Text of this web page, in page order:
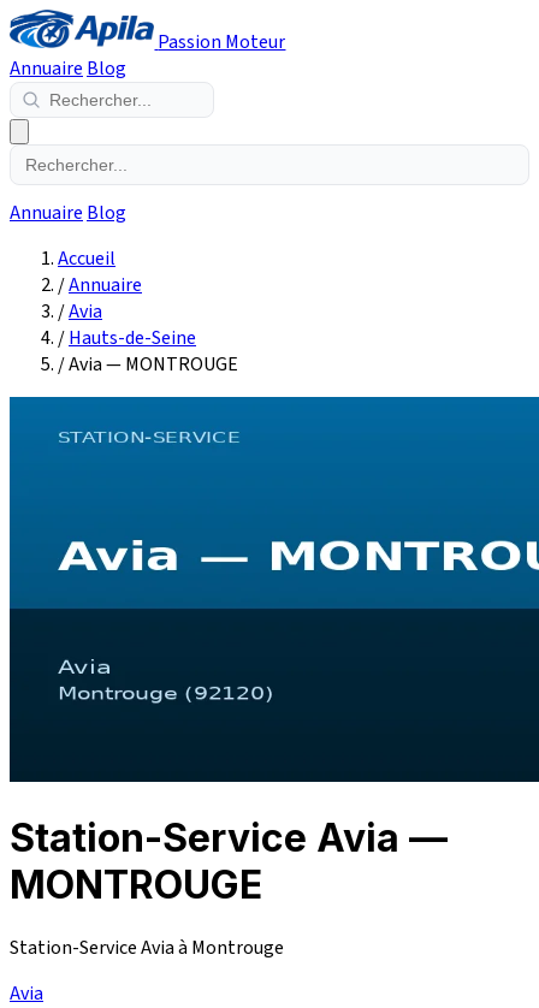
Passion Moteur
Annuaire Blog
Annuaire Blog
Accueil
/Annuaire
/Avia
/Hauts-de-Seine
/Avia — MONTROUGE
Station-Service Avia —
MONTROUGE
Station-Service Avia à Montrouge
Avia